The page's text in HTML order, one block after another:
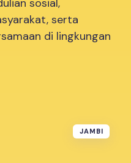
sosial,
serta
di lingkungan
JAMBI